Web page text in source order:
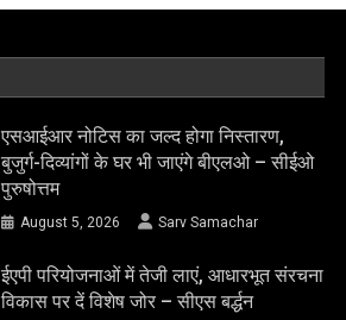
एसआईआर नोटिस का जल्द होगा निस्तारण,
बुजुर्ग-दिव्यांगों के घर भी जाएंगे बीएलओ – सीईओ
पुरुषोत्तम
August 5, 2026 Sarv Samachar
ईएपी परियोजनाओं में तेजी लाएं, आधारभूत संरचना
विकास पर दें विशेष जोर – सीएस बर्द्धन